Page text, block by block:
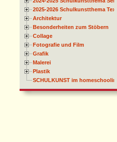
2025-2026 Schulkunstthema Textil
Architektur
Besonderheiten zum Stöbern
Collage
Fotografie und Film
Grafik
Malerei
Plastik
SCHULKUNST im homeschooling